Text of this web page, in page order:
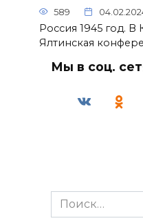
589
Россия 1945 год.
Ялтинская
Мы в соц.
Search
for: